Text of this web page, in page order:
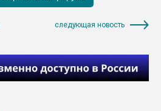
следующая новость